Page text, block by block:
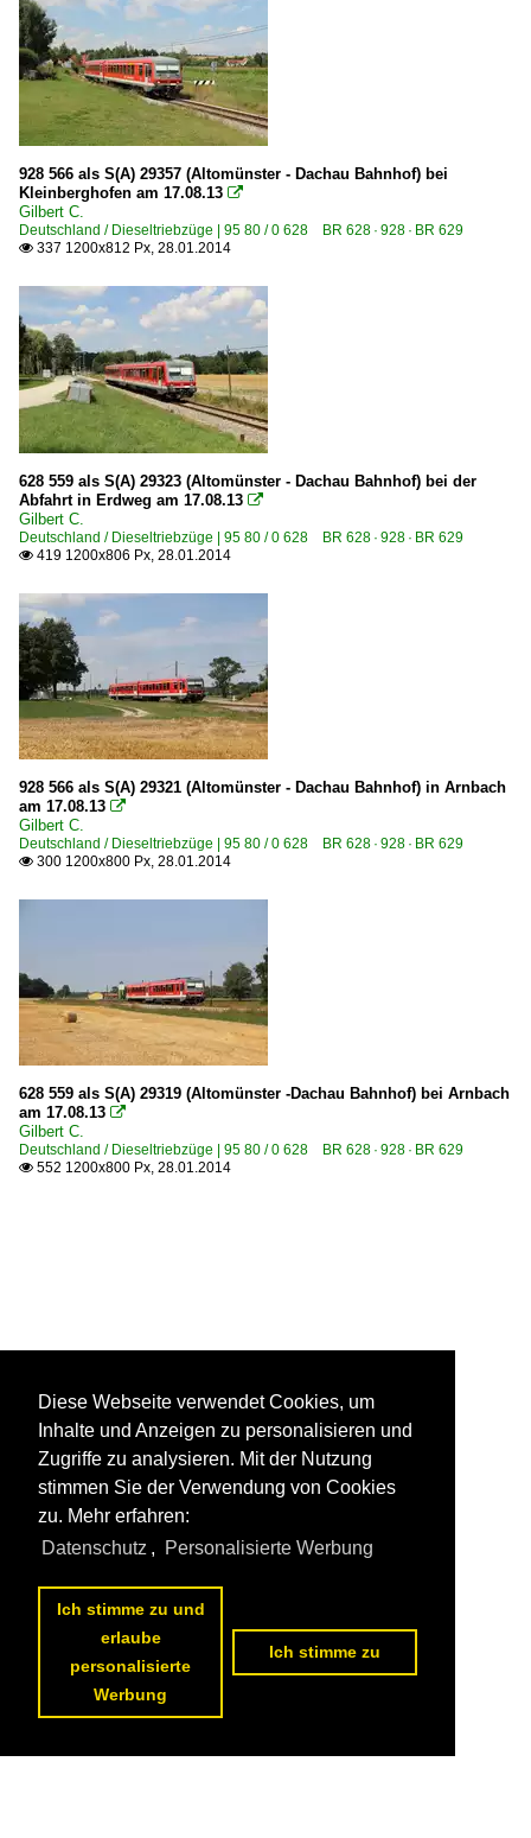
928 566 als S(A) 29357 (Altomünster - Dachau Bahnhof) bei
Kleinberghofen am 17.08.13 
Gilbert C.
Deutschland / Dieseltriebzüge | 95 80 / 0 628 BR 628 · 928 · BR 629
 337 1200x812 Px, 28.01.2014
628 559 als S(A) 29323 (Altomünster - Dachau Bahnhof) bei der
Abfahrt in Erdweg am 17.08.13 
Gilbert C.
Deutschland / Dieseltriebzüge | 95 80 / 0 628 BR 628 · 928 · BR 629
 419 1200x806 Px, 28.01.2014
928 566 als S(A) 29321 (Altomünster - Dachau Bahnhof) in Arnbach
am 17.08.13 
Gilbert C.
Deutschland / Dieseltriebzüge | 95 80 / 0 628 BR 628 · 928 · BR 629
 300 1200x800 Px, 28.01.2014
628 559 als S(A) 29319 (Altomünster -Dachau Bahnhof) bei Arnbach
am 17.08.13 
Gilbert C.
Deutschland / Dieseltriebzüge | 95 80 / 0 628 BR 628 · 928 · BR 629
 552 1200x800 Px, 28.01.2014
Diese Webseite verwendet Cookies, um
Inhalte und Anzeigen zu personalisieren und
Zugriffe zu analysieren. Mit der Nutzung
stimmen Sie der Verwendung von Cookies
zu. Mehr erfahren:
Datenschutz , Personalisierte Werbung
Ich stimme zu und
erlaube
personalisierte
Werbung
Ich stimme zu